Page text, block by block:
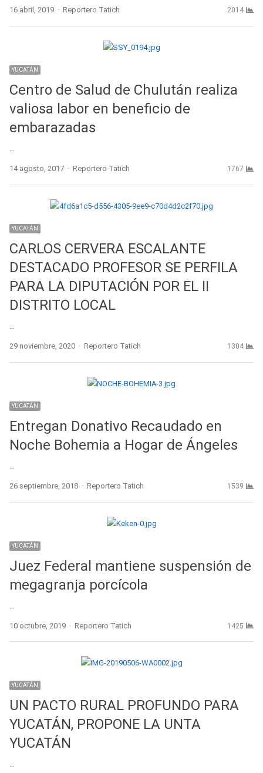
16 abril, 2019 Author
Reportero Tatich 2014
YUCATÁN
Centro de Salud de Chulután realiza
valiosa labor en beneficio de
embarazadas
…
14 agosto, 2017 Author
Reportero Tatich 1767
YUCATÁN
CARLOS CERVERA ESCALANTE
DESTACADO PROFESOR SE PERFILA
PARA LA DIPUTACIÓN POR EL II
DISTRITO LOCAL
29 noviembre, 2020 Author
Reportero Tatich 1304
YUCATÁN
Entregan Donativo Recaudado en
Noche Bohemia a Hogar de Ángeles
26 septiembre, 2018 Author
Reportero Tatich 1539
YUCATÁN
Juez Federal mantiene suspensión de
megagranja porcícola
10 octubre, 2019 Author
Reportero Tatich 1425
YUCATÁN
UN PACTO RURAL PROFUNDO PARA
YUCATÁN, PROPONE LA UNTA
YUCATÁN
…